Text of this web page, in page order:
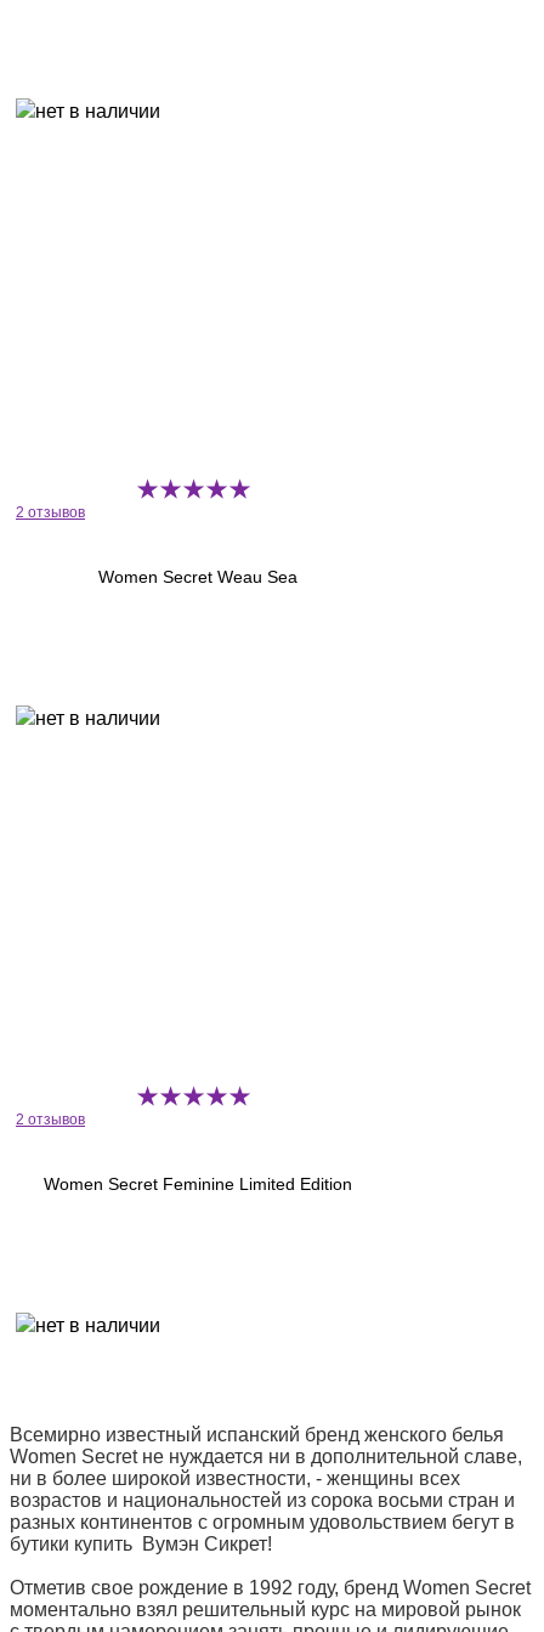
2 отзывов
Women Secret Weau Sea
2 отзывов
Women Secret Feminine Limited Edition
Всемирно известный испанский бренд женского белья
Women Secret не нуждается ни в дополнительной славе,
ни в более широкой известности, - женщины всех
возрастов и национальностей из сорока восьми стран и
разных континентов с огромным удовольствием бегут в
бутики купить Вумэн Сикрет!
Отметив свое рождение в 1992 году, бренд Women Secret
моментально взял решительный курс на мировой рынок